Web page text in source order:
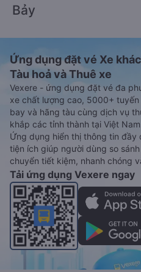
Bảy
Ứng dụng đặt vé Xe
Tàu hoả và Thuê xe
Vexere - ứng dụng đặt vé đa
xe chất lượng cao, 5000+
bay và hãng tàu cùng dịch vụ
khắp các tỉnh thành tại Việt
Ứng dụng hiển thị thông tin đầy
tiện ích giúp người dùng so
chuyển tiết kiệm, nhanh chóng
Tải ứng dụng Vexere ngay